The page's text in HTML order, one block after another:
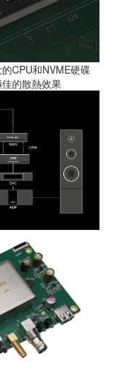
CPU和NVME硬碟
的散熱效果